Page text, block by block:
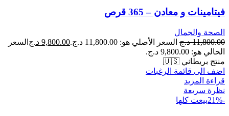
فيتامينات و معادن – 365 قرص
الصحة والجمال
11,800.00 د.ج السعر الأصلي هو: 11,800.00 د.ج. 9,800.00 د.ج السعر
الحالي هو: 9,800.00 د.ج.
منتج بريطاني 🇺🇸
اضف الى قائمة الرغبات
قراءة المزيد
نظرة سريعة
-21%
بيعت كلها